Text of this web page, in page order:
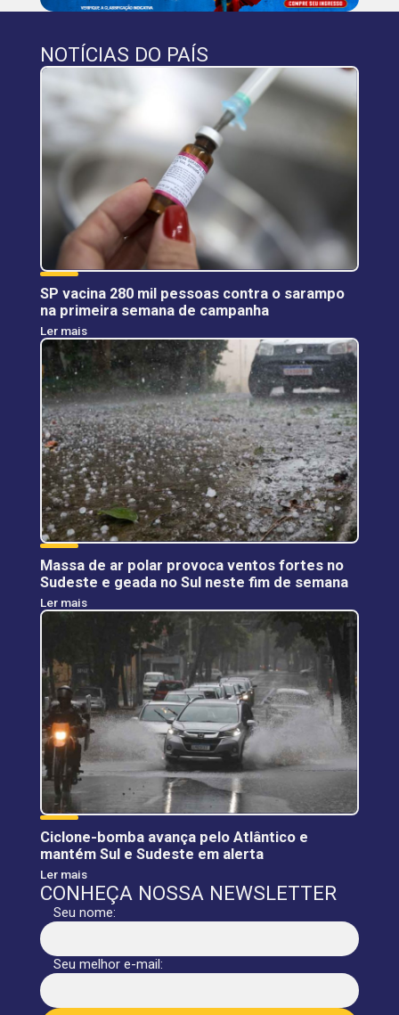
NOTÍCIAS DO PAÍS
SP vacina 280 mil pessoas contra o sarampo
na primeira semana de campanha
Ler mais
Massa de ar polar provoca ventos fortes no
Sudeste e geada no Sul neste fim de semana
Ler mais
Ciclone-bomba avança pelo Atlântico e
mantém Sul e Sudeste em alerta
Ler mais
CONHEÇA NOSSA NEWSLETTER
Seu nome:
Seu melhor e-mail: